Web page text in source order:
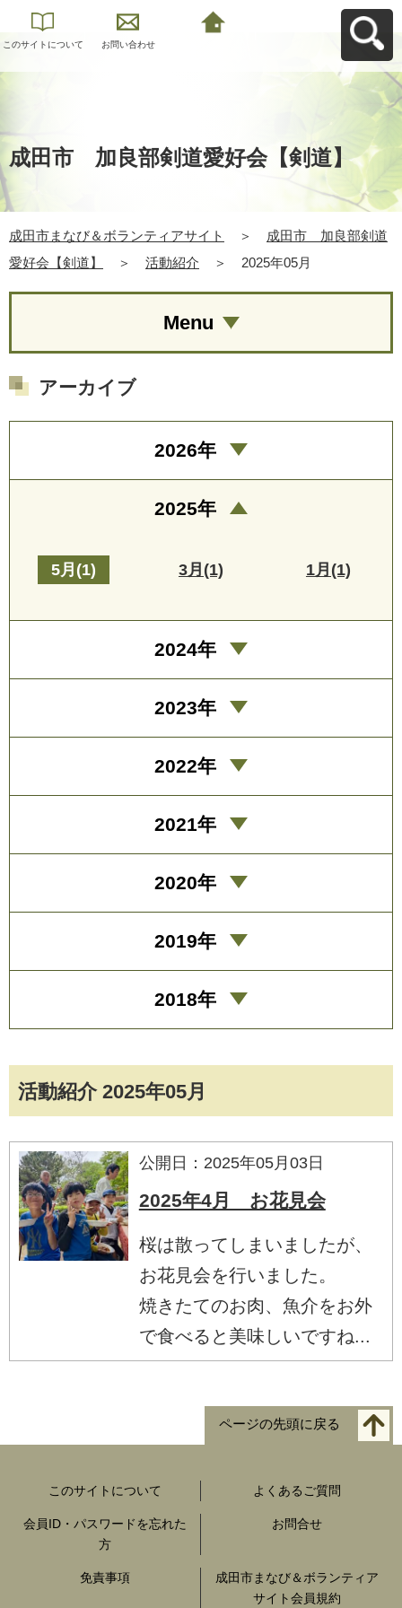
このサイトについて お問い合わせ
成田市 加良部剣道愛好会【剣道】
成田市まなび＆ボランティアサイト ＞
成田市 加良部剣道
愛好会【剣道】
＞ 活動紹介 ＞ 2025年05月
活動紹介 2025年05月
公開日：2025年05月03日
2025年4月 お花見会
桜は散ってしまいましたが、
お花見会を行いました。
焼きたてのお肉、魚介をお外
で食べると美味しいですね...
Menu
アーカイブ
2026年
2025年
5月(1) 3月(1) 1月(1)
2024年
2023年
2022年
2021年
2020年
2019年
2018年
ページの先頭に戻る
このサイトについて よくあるご質問
会員ID・パスワードを忘れた
方
お問合せ
免責事項
成田市まなび＆ボランティア
サイト会員規約